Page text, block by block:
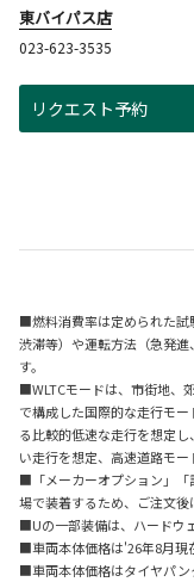
東バイパス店
023-623-3535
リクエスト予約
■燃料消費率は定められた試
渋滞等）や運転方法（急発
す。
■WLTCモードは、市街地、
で構成した国際的な走行モ
る比較的低速な走行を想定
い走行を想定、高速道路モー
■「メーカーオプション」「
場で装着するため、ご注文後
■Uの一部装備は、ハードウ
■車両本体価格は'26年8月現
■車両本体価格はタイヤパン